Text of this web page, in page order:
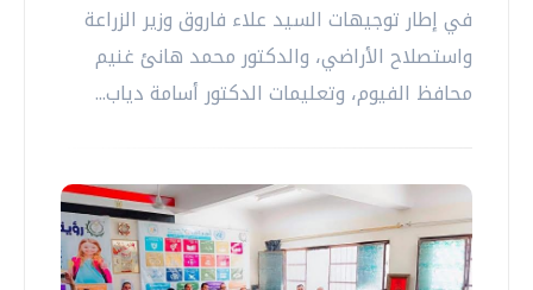
في إطار توجيهات السيد علاء فاروق وزير الزراعة
واستصلاح الأراضي، والدكتور محمد هانئ غنيم
محافظ الفيوم، وتعليمات الدكتور أسامة دياب...